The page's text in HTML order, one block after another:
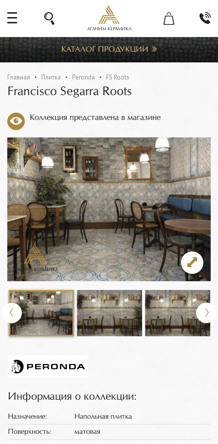
АГАНИМ КЕРАМИКА
КАТАЛОГ ПРОДУКЦИИ
Главная Плитка Peronda FS Roots
Francisco Segarra Roots
Коллекция представлена в магазине
Информация о коллекции:
Назначение: Напольная плитка
Поверхность: матовая